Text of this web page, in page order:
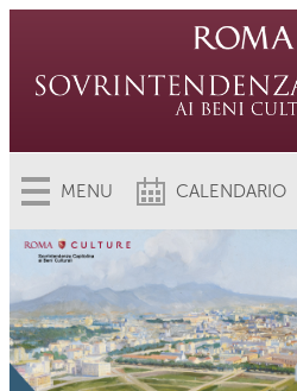
MENU CALENDARIO